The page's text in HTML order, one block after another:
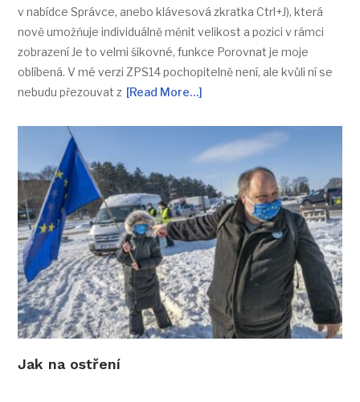
v nabídce Správce, anebo klávesová zkratka Ctrl+J), která
nově umožňuje individuálně měnit velikost a pozici v rámci
zobrazení Je to velmi šikovné, funkce Porovnat je moje
oblíbená. V mé verzi ZPS14 pochopitelně není, ale kvůli ní se
nebudu přezouvat z [Read More…]
Jak na ostření